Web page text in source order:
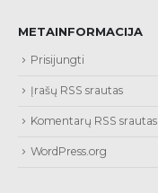
METAINFORMACIJA
Prisijungti
Įrašų RSS srautas
Komentarų RSS srautas
WordPress.org